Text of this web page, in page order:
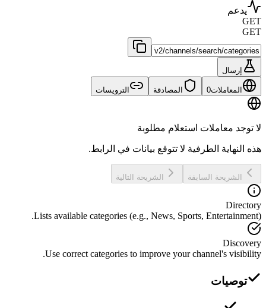
يدعم
GET
GET
إرسال
المعاملات0 المصادقة الترويسات
لا توجد معاملات استعلام مطلوبة
هذه النهاية الطرفية لا تتوقع بيانات في الرابط.
الشريحة السابقة الشريحة التالية
Directory
Lists available categories (e.g., News, Sports, Entertainment).
Discovery
Use correct categories to improve your channel's visibility.
توصيات